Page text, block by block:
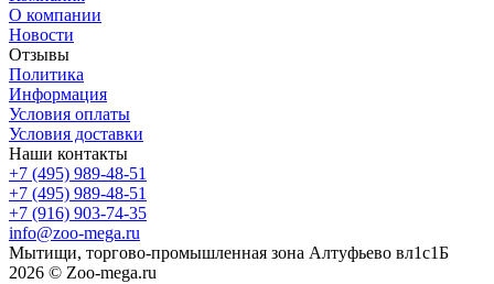
О компании
Новости
Отзывы
Политика
Информация
Условия оплаты
Условия доставки
Наши контакты
+7 (495) 989-48-51
+7 (495) 989-48-51
+7 (916) 903-74-35
info@zoo-mega.ru
Мытищи, торгово-промышленная зона Алтуфьево вл1с1Б
2026 © Zoo-mega.ru